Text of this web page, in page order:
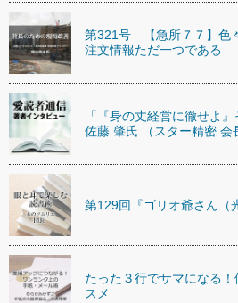
第321号 【急所７７】色
注文情報ただ一つである
「『身の丈経営に徹せよ
佐藤 肇氏 （スター精密 会
第129回『ゴリオ爺さん（
たった３行でサマになる
スメ